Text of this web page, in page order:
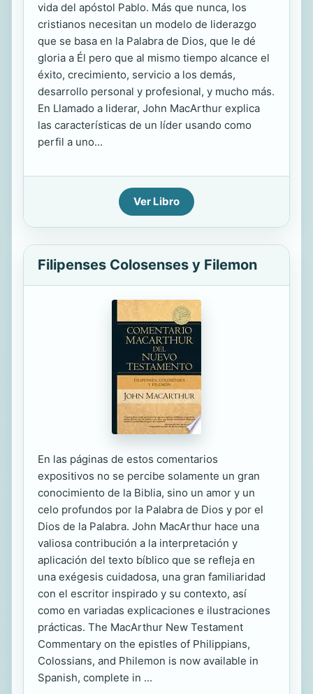
vida del apóstol Pablo. Más que nunca, los
cristianos necesitan un modelo de liderazgo
que se basa en la Palabra de Dios, que le dé
gloria a Él pero que al mismo tiempo alcance el
éxito, crecimiento, servicio a los demás,
desarrollo personal y profesional, y mucho más.
En Llamado a liderar, John MacArthur explica
las características de un líder usando como
perfil a uno...
Ver Libro
Filipenses Colosenses y Filemon
En las páginas de estos comentarios
expositivos no se percibe solamente un gran
conocimiento de la Biblia, sino un amor y un
celo profundos por la Palabra de Dios y por el
Dios de la Palabra. John MacArthur hace una
valiosa contribución a la interpretación y
aplicación del texto bíblico que se refleja en
una exégesis cuidadosa, una gran familiaridad
con el escritor inspirado y su contexto, así
como en variadas explicaciones e ilustraciones
prácticas. The MacArthur New Testament
Commentary on the epistles of Philippians,
Colossians, and Philemon is now available in
Spanish, complete in ...